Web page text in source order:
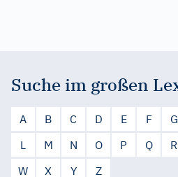
Suche im großen
A B C D E F G
L
M N O P Q R
W
X Y Z